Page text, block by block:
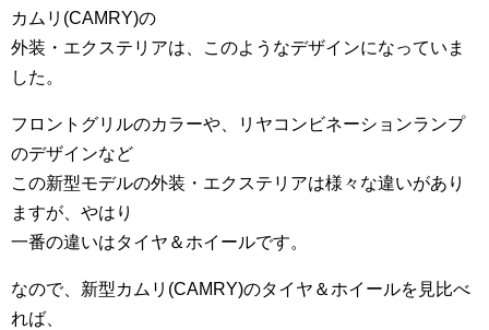
カムリ(CAMRY)の
外装・エクステリアは、このようなデザインになっていま
した。
フロントグリルのカラーや、リヤコンビネーションランプ
のデザインなど
この新型モデルの外装・エクステリアは様々な違いがあり
ますが、やはり
一番の違いはタイヤ＆ホイールです。
なので、新型カムリ(CAMRY)のタイヤ＆ホイールを見比べ
れば、